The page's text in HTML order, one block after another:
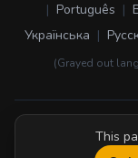
| Português |
Українська |
(Grayed out
This